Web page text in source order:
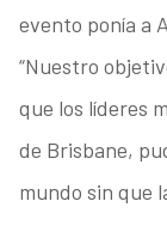
evento ponía a
“Nuestro
que los líderes
de Brisbane,
mundo sin que